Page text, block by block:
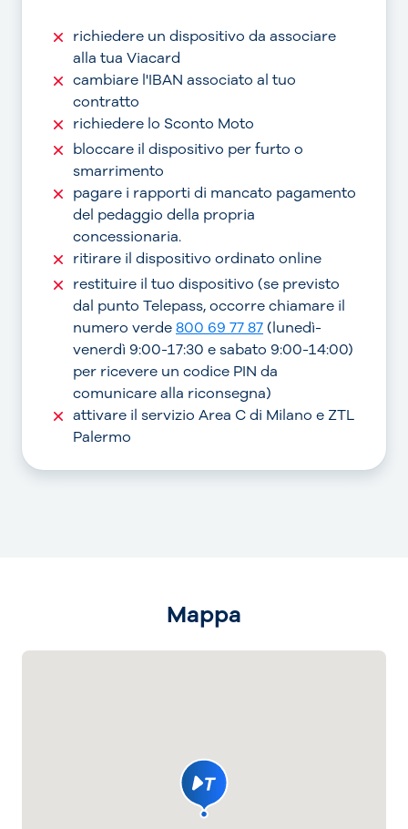
richiedere un dispositivo da associare
alla tua Viacard
cambiare l'IBAN associato al tuo
contratto
richiedere lo Sconto Moto
bloccare il dispositivo per furto o
smarrimento
pagare i rapporti di mancato pagamento
del pedaggio della propria
concessionaria.
ritirare il dispositivo ordinato online
restituire il tuo dispositivo (se previsto
dal punto Telepass, occorre chiamare il
numero verde800 69 77 87(lunedì-
venerdì 9:00-17:30 e sabato 9:00-14:00)
per ricevere un codice PIN da
comunicare alla riconsegna)
attivare il servizio Area C di Milano e ZTL
Palermo
Mappa